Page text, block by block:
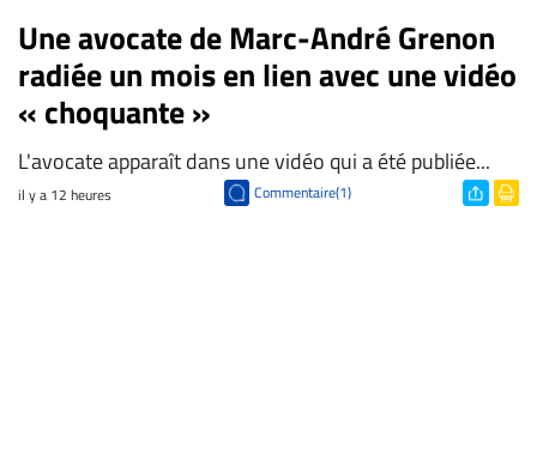
Une avocate de Marc-André Grenon
radiée un mois en lien avec une vidéo
« choquante »
L'avocate apparaît dans une vidéo qui a été publiée...
il y a 12 heures Commentaire(1)